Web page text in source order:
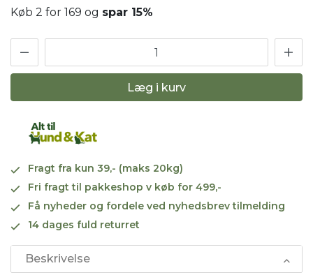
Køb 2 for 169 og spar 15%
Læg i kurv
Fragt fra kun 39,- (maks 20kg)
Fri fragt til pakkeshop v køb for 499,-
Få nyheder og fordele ved nyhedsbrev tilmelding
14 dages fuld returret
Beskrivelse